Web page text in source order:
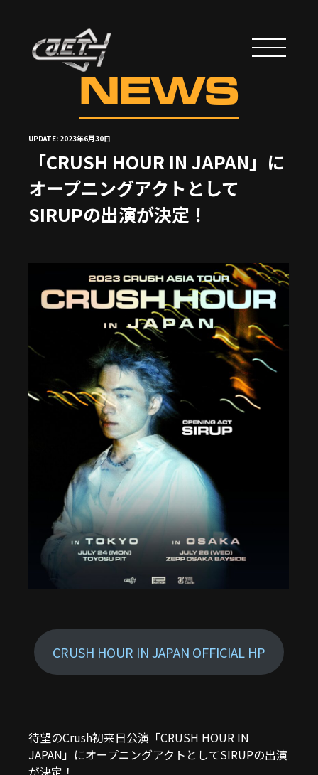
NEWS
UPDATE: 2023年6月30日
「CRUSH HOUR IN JAPAN」に
オープニングアクトとして
SIRUPの出演が決定！
CRUSH HOUR IN JAPAN OFFICIAL HP
待望のCrush初来日公演「CRUSH HOUR IN
JAPAN」にオープニングアクトとしてSIRUPの出演
が決定！